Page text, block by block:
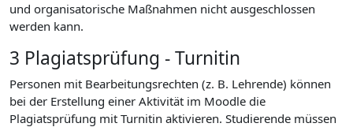
und organisatorische Maßnahmen nicht ausgeschlossen
werden kann.
3 Plagiatsprüfung - Turnitin
Personen mit Bearbeitungsrechten (z. B. Lehrende) können
bei der Erstellung einer Aktivität im Moodle die
Plagiatsprüfung mit Turnitin aktivieren. Studierende müssen